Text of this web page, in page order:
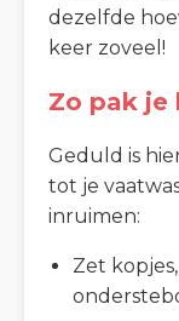
dezelfde
keer zoveel!
Zo pak je
Geduld is
tot je
inruimen:
Zet